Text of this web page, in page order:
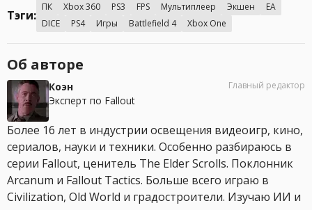
Тэги:
ПК Xbox 360 PS3 FPS Мультиплеер Экшен
EA
DICE
PS4 Игры Battlefield 4 Xbox One
Об авторе
Коэн
Эксперт по Fallout
Главный редактор
Более 16 лет в индустрии освещения видеоигр, кино,
сериалов, науки и техники. Особенно разбираюсь в
серии Fallout, ценитель The Elder Scrolls. Поклонник
Arcanum и Fallout Tactics. Больше всего играю в
Civilization, Old World и градостроители. Изучаю ИИ и